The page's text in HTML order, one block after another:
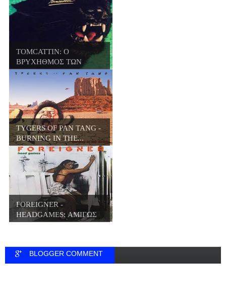
TOMCATTIN: Ο
ΒΡΥΧΗΘΜΟΣ ΤΩΝ
BLACKFOO...
TYGERS OF PAN TANG -
BURNING IN THE...
FOREIGNER -
HEADGAMES: ΑΜΙΓΩΣ
HARD ...
BLOGGER COMMENT